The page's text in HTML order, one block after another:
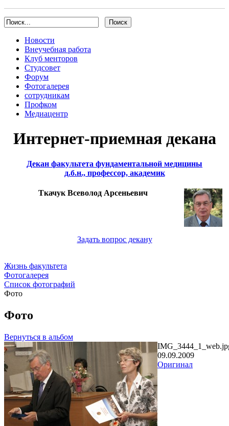
Новости
Внеучебная работа
Клуб менторов
Студсовет
Форум
Фотогалерея
сотрудникам
Профком
Медиацентр
Интернет-приемная декана
Декан факультета фундаментальной медицины
д.б.н., профессор, академик
Ткачук Всеволод Арсеньевич
Задать вопрос декану
Жизнь факультета
Фотогалерея
Список фотографий
Фото
Фото
Вернуться в альбом
09.09.2009
Оригинал